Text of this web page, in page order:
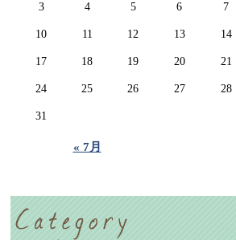
« 7月
3 4 5 6 7
10 11 12 13 14
17 18 19 20 21
24 25 26 27 28
31